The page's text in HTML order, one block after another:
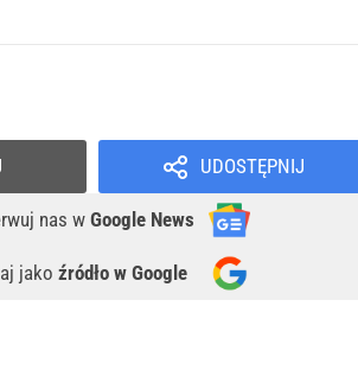
UDOSTĘPNIJ
nas w Google News
jako źródło w Google